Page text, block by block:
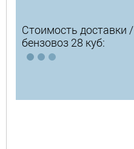
Стоимость доставки /
бензовоз 28 куб: